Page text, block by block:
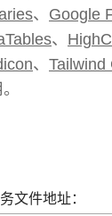
、 Google
、
、 Tailwind
文件地址：